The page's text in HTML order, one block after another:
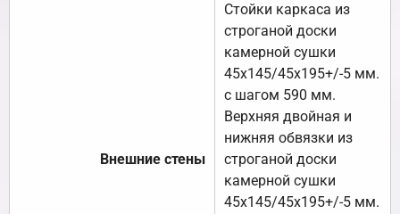
Внешние стены
Стойки каркаса из
строганой доски
камерной сушки
45х145/45х195+/-5 мм.
с шагом 590 мм.
Верхняя двойная и
нижняя обвязки из
строганой доски
камерной сушки
45х145/45х195+/-5 мм.